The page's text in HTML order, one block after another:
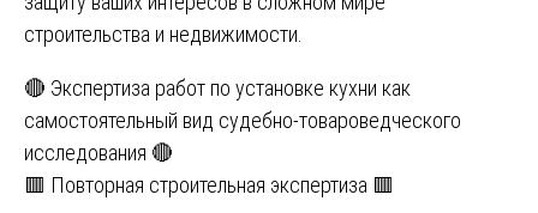
строительства и недвижимости.
Навигация
по
записям
🔴 Экспертиза работ по установке кухни как
самостоятельный вид судебно-товароведческого
исследования 🔴
🟥 Повторная строительная экспертиза 🟥